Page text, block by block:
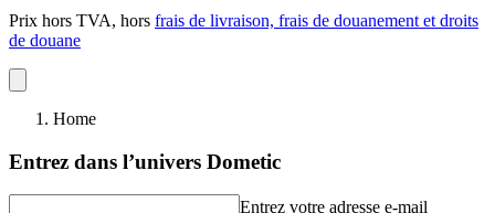
Prix hors TVA, hors frais de livraison, frais de douanement et droits
de douane
Home
Entrez dans l’univers Dometic
Entrez votre adresse e-mail